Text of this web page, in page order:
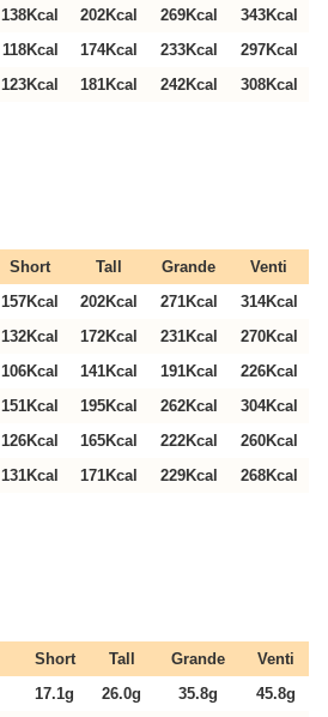
138Kcal 202Kcal 269Kcal
343Kcal
118Kcal 174Kcal 233Kcal
297Kcal
123Kcal 181Kcal 242Kcal 308Kcal
Short Tall Grande
Venti
157Kcal 202Kcal 271Kcal
314Kcal
132Kcal 172Kcal 231Kcal
270Kcal
106Kcal 141Kcal 191Kcal
226Kcal
151Kcal 195Kcal 262Kcal
304Kcal
126Kcal 165Kcal 222Kcal
260Kcal
131Kcal 171Kcal 229Kcal 268Kcal
Short Tall Grande
Venti
17.1g 26.0g 35.8g
45.8g